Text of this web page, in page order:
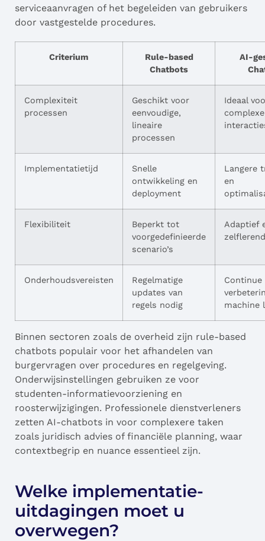
serviceaanvragen of het begeleiden van gebruikers
door vastgestelde procedures.
Criterium
Rule-based
Chatbots
AI-
Complexiteit
processen
Geschikt voor
eenvoudige,
lineaire
processen
Ideaal
Implementatietijd
Snelle
ontwikkeling en
deployment
Langere
en
Flexibiliteit
Beperkt tot
voorgedefinieerde
scenario’s
Adaptief
zelflerend
Onderhoudsvereisten
Regelmatige
updates van
regels nodig
Continue
machine
Binnen sectoren zoals de overheid zijn rule-based
chatbots populair voor het afhandelen van
burgervragen over procedures en regelgeving.
Onderwijsinstellingen gebruiken ze voor
studenten-informatievoorziening en
roosterwijzigingen. Professionele dienstverleners
zetten AI-chatbots in voor complexere taken
zoals juridisch advies of financiële planning, waar
contextbegrip en nuance essentieel zijn.
Welke implementatie-
uitdagingen moet u
overwegen?